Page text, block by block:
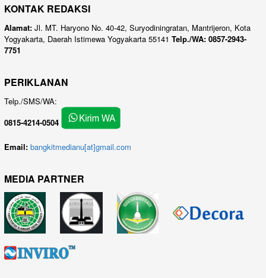
KONTAK REDAKSI
Alamat: Jl. MT. Haryono No. 40-42, Suryodiningratan, Mantrijeron, Kota
Yogyakarta, Daerah Istimewa Yogyakarta 55141 Telp./WA: 0857-2943-
7751
PERIKLANAN
Telp./SMS/WA:
0815-4214-0504
Email: bangkitmedianu[at]gmail.com
MEDIA PARTNER